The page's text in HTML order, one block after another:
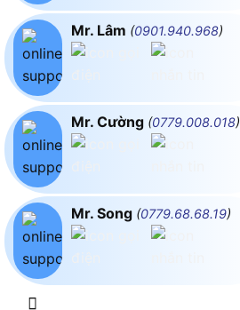
Mr. Lâm (0901.940.968)
Mr. Cường (0779.008.018)
Mr. Song (0779.68.68.19)